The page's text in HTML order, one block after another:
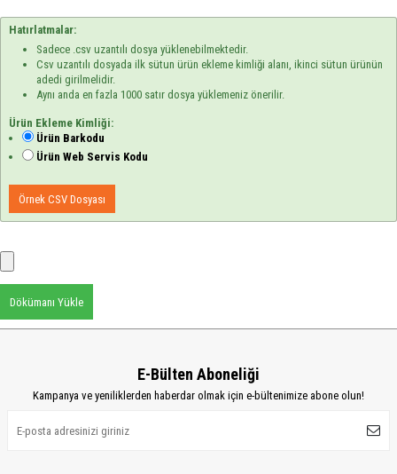
Hatırlatmalar:
Sadece .csv uzantılı dosya yüklenebilmektedir.
Csv uzantılı dosyada ilk sütun ürün ekleme kimliği alanı, ikinci sütun ürünün
adedi girilmelidir.
Aynı anda en fazla 1000 satır dosya yüklemeniz önerilir.
Ürün Ekleme Kimliği:
Ürün Barkodu
Ürün Web Servis Kodu
Örnek CSV Dosyası
Dökümanı Yükle
E-Bülten Aboneliği
Kampanya ve yeniliklerden haberdar olmak için e-bültenimize abone olun!